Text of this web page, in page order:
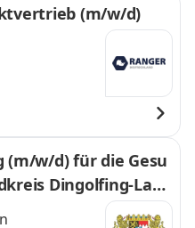
(m/w/d)
w/d) für die Gesu
Dingolfing-Land